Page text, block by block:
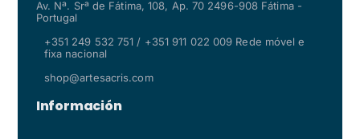
Av. Nª. Srª de Fátima, 108, Ap. 70 2496-908 Fátima -
Portugal
+351 249 532 751 / +351 911 022 009 Rede móvel e
fixa nacional
shop@artesacris.com
Información